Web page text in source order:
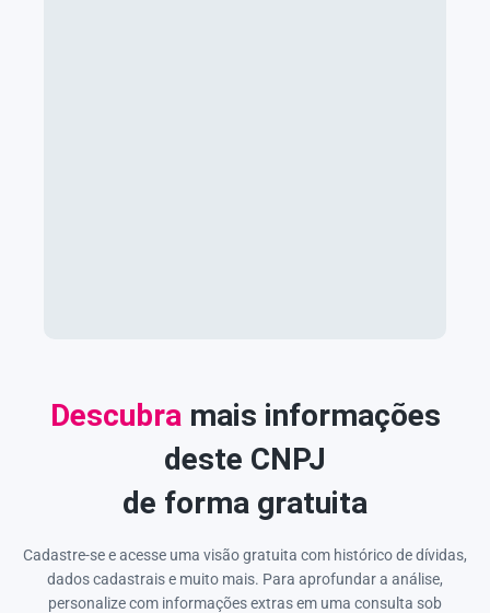
Descubramais informações
deste CNPJ
de forma gratuita
Cadastre-se e acesse uma visão gratuita com histórico de dívidas,
dados cadastrais e muito mais. Para aprofundar a análise,
personalize com informações extras em uma consulta sob